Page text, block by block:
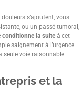
s’ajoutent, vous
ou un passé tumoral,
conditionne la suite à cet
saignement à l’urgence
seule voie raisonnable.
et la